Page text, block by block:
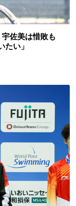
佐美は惜敗も
たい」